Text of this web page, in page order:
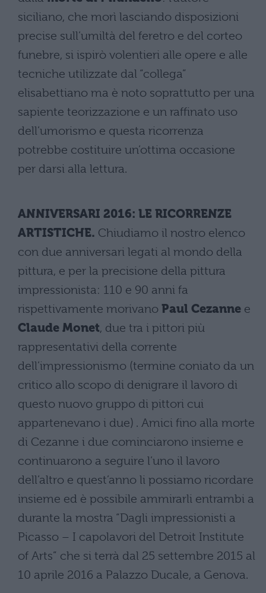
siciliano, che morì lasciando disposizioni
precise sull’umiltà del feretro e del corteo
funebre, si ispirò volentieri alle opere e alle
tecniche utilizzate dal “collega”
elisabettiano ma è noto soprattutto per una
sapiente teorizzazione e un raffinato uso
dell’umorismo e questa ricorrenza
potrebbe costituire un’ottima occasione
per darsi alla lettura.
ANNIVERSARI 2016: LE RICORRENZE
ARTISTICHE. Chiudiamo il nostro elenco
con due anniversari legati al mondo della
pittura, e per la precisione della pittura
impressionista: 110 e 90 anni fa
rispettivamente morivano Paul Cezanne e
Claude Monet, due tra i pittori più
rappresentativi della corrente
dell’impressionismo (termine coniato da un
critico allo scopo di denigrare il lavoro di
questo nuovo gruppo di pittori cui
appartenevano i due) . Amici fino alla morte
di Cezanne i due cominciarono insieme e
continuarono a seguire l’uno il lavoro
dell’altro e quest’anno li possiamo ricordare
insieme ed è possibile ammirarli entrambi a
durante la mostra “Dagli impressionisti a
Picasso – I capolavori del Detroit Institute
of Arts” che si terrà dal 25 settembre 2015 al
10 aprile 2016 a Palazzo Ducale, a Genova.